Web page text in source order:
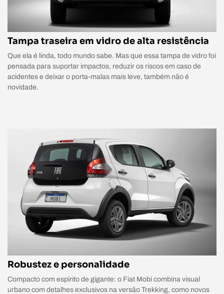
Tampa traseira em vidro de alta resistência
Que ela é linda, todo mundo sabe. Mas que essa tampa de vidro foi
pensada para suportar impactos, reduzir os riscos em caso de
acidentes e deixar o porta-malas mais leve, também não é
novidade.
Robustez e personalidade
Compacto com espírito de gigante: o Fiat Mobi combina visual
urbano com detalhes exclusivos na versão Trekking, como novos